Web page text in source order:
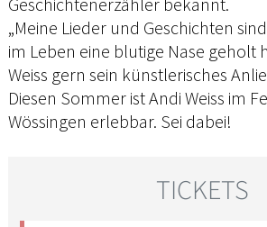
„Meine Lieder und Geschichten
im Leben eine blutige Nase geholt
Weiss gern sein künstlerisches
Diesen Sommer ist Andi Weiss im
Wössingen erlebbar. Sei dabei!